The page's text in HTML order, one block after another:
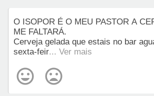
O ISOPOR É O MEU PASTOR A
ME FALTARÁ.
Cerveja gelada que estais no bar
sexta-feir... Ver mais